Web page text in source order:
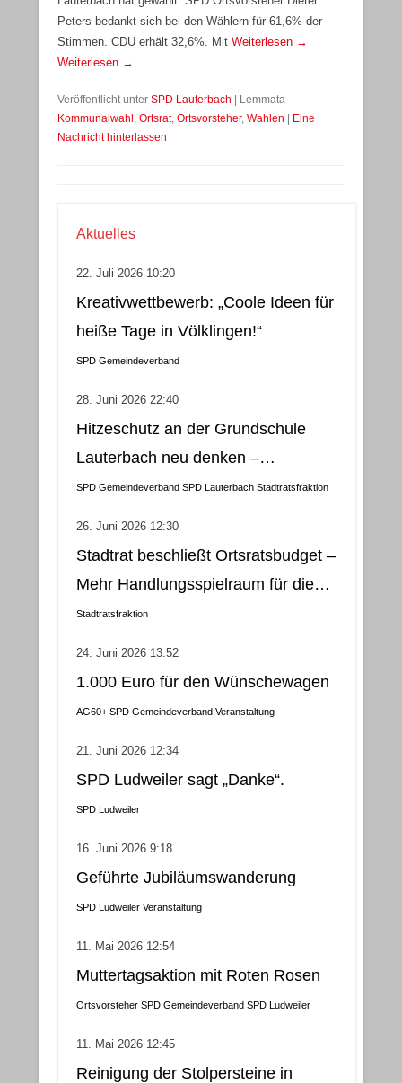
Peters bedankt sich bei den Wählern für 61,6% der
Stimmen. CDU erhält 32,6%. Mit Weiterlesen →
Weiterlesen →
Veröffentlicht unter SPD Lauterbach | Lemmata
Kommunalwahl Ortsrat, Ortsvorsteher, Wahlen | Eine
Nachricht hinterlassen
Aktuelles
22. Juli 2026 10:20
Kreativwettbewerb: „Coole Ideen für
heiße Tage in Völklingen!“
SPD Gemeindeverband
28. Juni 2026 22:40
Hitzeschutz an der Grundschule
Lauterbach neu denken –
Klimatisierung als wirtschaftliche
SPD Gemeindeverband SPD Lauterbach Stadtratsfraktion
26. Juni 2026 12:30
Stadtrat beschließt Ortsratsbudget –
Mehr Handlungsspielraum für die
Gemeindebezirke
Stadtratsfraktion
24. Juni 2026 13:52
1.000 Euro für den Wünschewagen
AG60+ SPD Gemeindeverband Veranstaltung
21. Juni 2026 12:34
SPD Ludweiler sagt „Danke“.
SPD Ludweiler
16. Juni 2026 9:18
Geführte Jubiläumswanderung
SPD Ludweiler Veranstaltung
11. Mai 2026 12:54
Muttertagsaktion mit Roten Rosen
Ortsvorsteher SPD Gemeindeverband SPD Ludweiler
11. Mai 2026 12:45
Reinigung der Stolpersteine in